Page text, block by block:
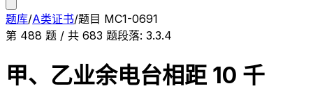
题库/A类证书/题目 MC1-0691
第 488 题 / 共 683 题段落: 3.3.4
甲、乙业余电台相距 10 千